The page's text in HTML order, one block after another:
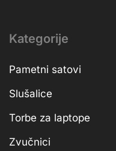
Kategorije
Pametni satovi
Slušalice
Torbe za laptope
Zvučnici